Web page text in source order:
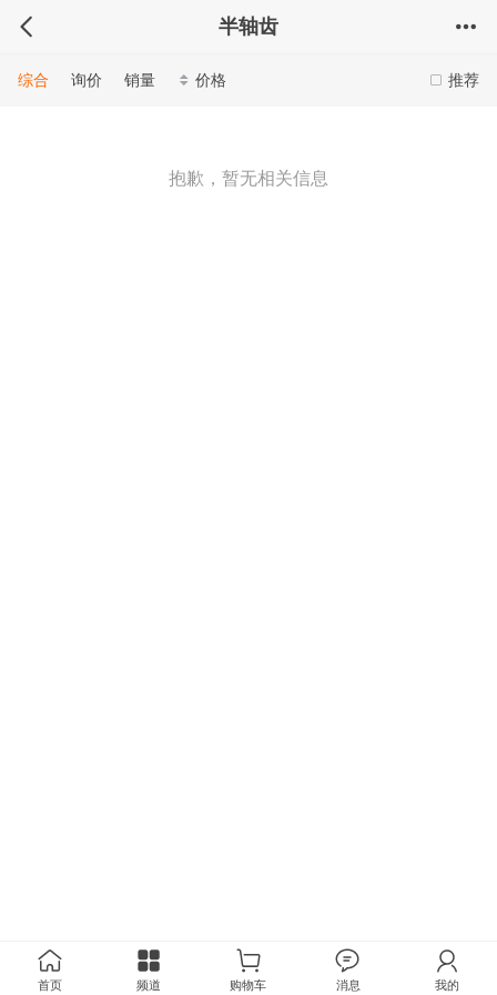
半轴齿
推荐
综合 询价 销量 价格
抱歉，暂无相关信息
首页 频道 购物车 消息 我的